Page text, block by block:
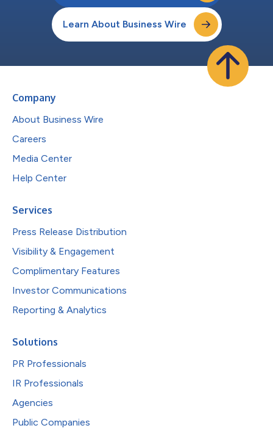
Learn About Business Wire
Company
About Business Wire
Careers
Media Center
Help Center
Services
Press Release Distribution
Visibility & Engagement
Complimentary Features
Investor Communications
Reporting & Analytics
Solutions
PR Professionals
IR Professionals
Agencies
Public Companies